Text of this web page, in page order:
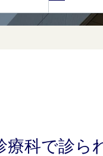
療科で診ら